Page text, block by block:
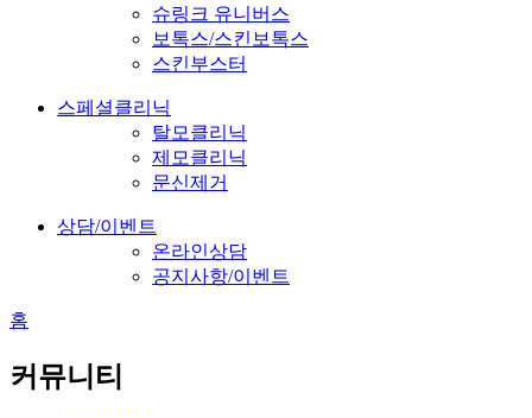
슈링크 유니버스
보톡스/스킨보톡스
스킨부스터
스페셜클리닉
탈모클리닉
제모클리닉
문신제거
상담/이벤트
온라인상담
공지사항/이벤트
홈
커뮤니티